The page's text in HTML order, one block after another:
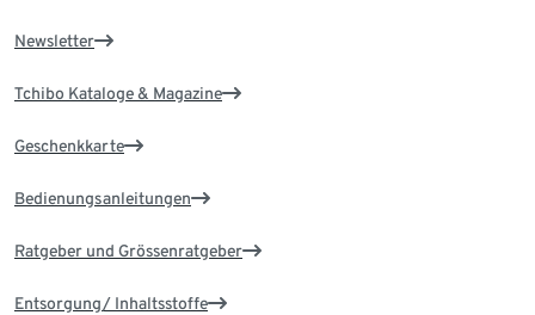
Newsletter
Tchibo Kataloge & Magazine
Geschenkkarte
Bedienungsanleitungen
Ratgeber und Grössenratgeber
Entsorgung/ Inhaltsstoffe